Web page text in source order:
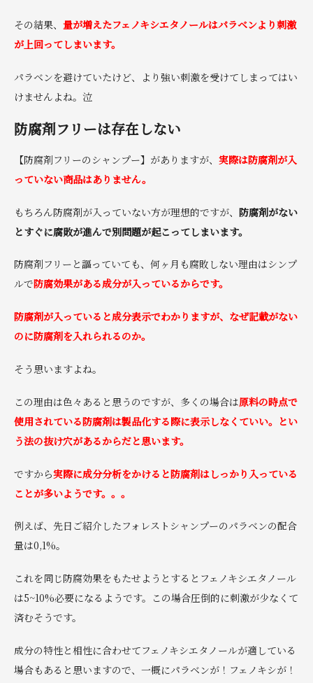
その結果、 量が増えたフェノキシエタノールはパラベンより刺激
が上回ってしまいます。
パラベンを避けていたけど、より強い刺激を受けてしまってはい
けませんよね。泣
防腐剤フリーは存在しない
【防腐剤フリーのシャンプー】がありますが、 実際は防腐剤が入
っていない商品はありません。
もちろん防腐剤が入っていない方が理想的ですが、 防腐剤がない
とすぐに腐敗が進んで別問題が起こってしまいます。
防腐剤フリーと謳っていても、何ヶ月も腐敗しない理由はシンプ
ルで防腐効果がある成分が入っているからです。
防腐剤が入っていると成分表示でわかりますが、なぜ記載がない
のに防腐剤を入れられるのか。
そう思いますよね。
この理由は色々あると思うのですが、多くの場合は原料の時点で
使用されている防腐剤は製品化する際に表示しなくていい。とい
う法の抜け穴があるからだと思います。
ですから実際に成分分析をかけると防腐剤はしっかり入っている
ことが多いようです。。。
例えば、先日ご紹介したフォレストシャンプーのパラベンの配合
量は0,1%。
これを同じ防腐効果をもたせようとするとフェノキシエタノール
は5~10%必要になるようです。この場合圧倒的に刺激が少なくて
済むそうです。
成分の特性と相性に合わせてフェノキシエタノールが適している
場合もあると思いますので、一概にパラベンが！フェノキシが！